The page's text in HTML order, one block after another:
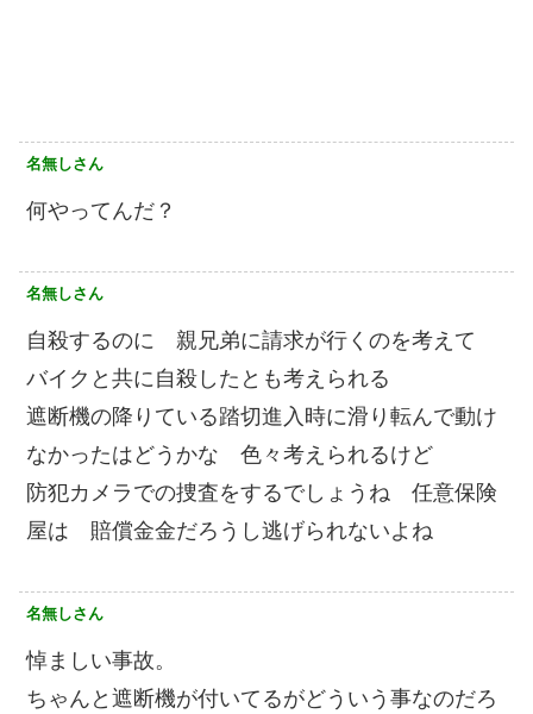
名無しさん
何やってんだ？
名無しさん
自殺するのに 親兄弟に請求が行くのを考えて
バイクと共に自殺したとも考えられる
遮断機の降りている踏切進入時に滑り転んで動け
なかったはどうかな 色々考えられるけど
防犯カメラでの捜査をするでしょうね 任意保険
屋は 賠償金金だろうし逃げられないよね
名無しさん
悼ましい事故。
ちゃんと遮断機が付いてるがどういう事なのだろ